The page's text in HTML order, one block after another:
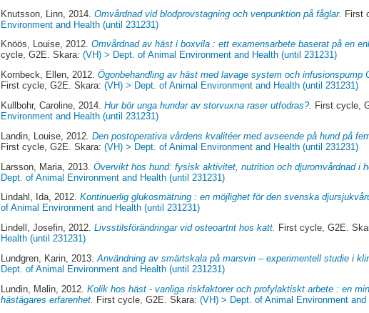
Knutsson, Linn , 2014.Omvårdnad vid blodprovstagning och venpunktion på fåglar. First
Environment and Health (until 231231)
Knöös, Louise, 2012.Omvårdnad av häst i boxvila : ett examensarbete baserat på en
cycle, G2E. Skara:(VH) > Dept. of Animal Environment and Health (until 231231)
Kornbeck, Ellen, 2012.Ögonbehandling av häst med lavage system och infusionspump
First cycle, G2E. Skara:(VH) > Dept. of Animal Environment and Health (until 231231)
Kullbohr, Caroline , 2014.Hur bör unga hundar av storvuxna raser utfodras?. First cycle,
Environment and Health (until 231231)
Landin, Louise , 2012.Den postoperativa vårdens kvalitéer med avseende på hund på
First cycle, G2E. Skara:(VH) > Dept. of Animal Environment and Health (until 231231)
Larsson, Maria , 2013.Övervikt hos hund: fysisk aktivitet, nutrition och djuromvårdnad i
Dept. of Animal Environment and Health (until 231231)
Lindahl, Ida, 2012.Kontinuerlig glukosmätning : en möjlighet för den svenska
of Animal Environment and Health (until 231231)
Lindell, Josefin, 2012.Livsstilsförändringar vid osteoartrit hos katt. First cycle, G2E.
Health (until 231231)
Lundgren, Karin , 2013.Användning av smärtskala på marsvin – experimentell studie i
Dept. of Animal Environment and Health (until 231231)
Lundin, Malin , 2012.Kolik hos häst - vanliga riskfaktorer och profylaktiskt arbete : en
hästägares erfarenhet. First cycle, G2E. Skara:(VH) > Dept. of Animal Environment